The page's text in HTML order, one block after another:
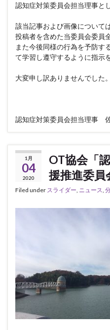
認知症対策委員会担当理事と
該当記事および画像について
投稿者を含めた当委員会委員
また今後同様の行為を予防す
て学習し遵守するように指示
大変申し訳ありませんでした。
認知症対策委員会担当理事
1月
04
2020
OT協会「
援推進委員
Filed under スライダー, ニュース,